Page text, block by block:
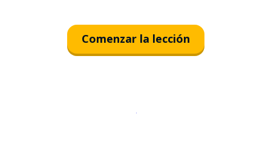
Comenzar la lección